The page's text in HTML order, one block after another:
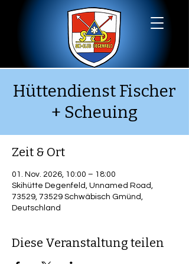
Hüttendienst Fischer
+ Scheuing
Zeit & Ort
01. Nov. 2026, 10:00 – 18:00
Skihütte Degenfeld, Unnamed Road,
73529, 73529 Schwäbisch Gmünd,
Deutschland
Diese Veranstaltung teilen